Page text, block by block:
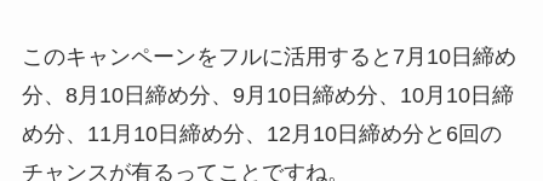
このキャンペーンをフルに活用すると7月10日締め
分、8月10日締め分、9月10日締め分、10月10日締
め分、11月10日締め分、12月10日締め分と6回の
チャンスが有るってことですね。